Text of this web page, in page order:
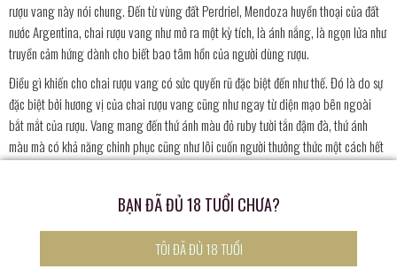
rượu vang này nói chung. Đến từ vùng đất Perdriel, Mendoza huyền thoại của đất
nước Argentina, chai rượu vang như mở ra một kỳ tích, là ánh nắng, là ngọn lửa như
truyền cảm hứng dành cho biết bao tâm hồn của người dùng rượu.
Điều gì khiến cho chai rượu vang có sức quyến rũ đặc biệt đến như thế. Đó là do sự
đặc biệt bởi hương vị của chai rượu vang cũng như ngay từ diện mạo bên ngoài
bắt mắt của rượu. Vang mang đến thứ ánh màu đỏ ruby tười tắn đậm đà, thứ ánh
màu mà có khả năng chinh phục cũng như lôi cuốn người thưởng thức một cách hết
Khi nếm thử sự phức hợp trong hương vị của rượu làm nền cho vang có được vị trí
nhất định dành tình cảm của người thưởng thức. Bạn sẽ cảm nhận được sự rõ nét bởi
hương thơm những trái cây chín đỏ như việt quất, anh đào hay dâu tây. Kết thúc bởi
nồng độ cồn có trong rượu đạt ở mức 14.5%, vang hoàn hảo đẳng cấp chưa từng
BẠN ĐÃ ĐỦ 18 TUỔI CHƯA?
TÔI ĐÃ ĐỦ 18 TUỔI